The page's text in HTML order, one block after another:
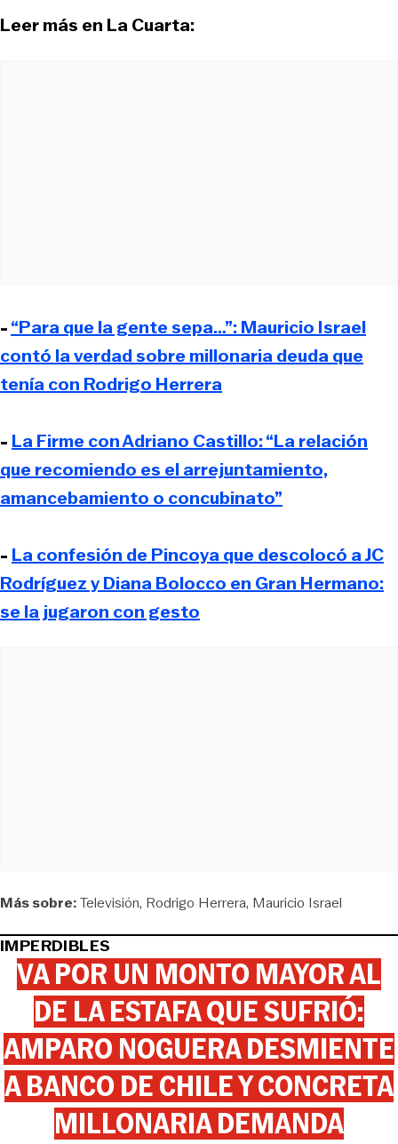
Leer más en La Cuarta:
-“Para que la gente sepa…”: Mauricio Israel
contó la verdad sobre millonaria deuda que
tenía con Rodrigo Herrera
- La Firme con Adriano Castillo: “La relación
que recomiendo es el arrejuntamiento,
amancebamiento o concubinato”
- La confesión de Pincoya que descolocó a JC
Rodríguez y Diana Bolocco en Gran Hermano:
se la jugaron con gesto
Más sobre:Televisión Rodrigo Herrera Mauricio Israel
IMPERDIBLES
VA POR UN MONTO MAYOR AL
DE LA ESTAFA QUE SUFRIÓ:
AMPARO NOGUERA DESMIENTE
A BANCO DE CHILE Y CONCRETA
MILLONARIA DEMANDA